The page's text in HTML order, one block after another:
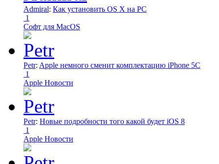
Admiral: Как установить OS X на PC
1
Софт для MacOS
Petr: Apple немного сменит комплектацию iPhone 5C
1
Apple Новости
Petr: Новые подробности того какой будет iOS 8
1
Apple Новости